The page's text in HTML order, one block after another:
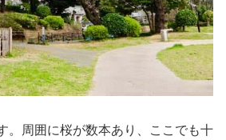
。周囲に桜が数本あり、ここでも十